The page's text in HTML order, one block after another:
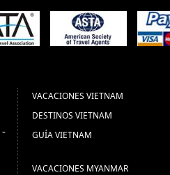
VACACIONES VIETNAM
DESTINOS VIETNAM
GUÍA VIETNAM
VACACIONES MYANMAR